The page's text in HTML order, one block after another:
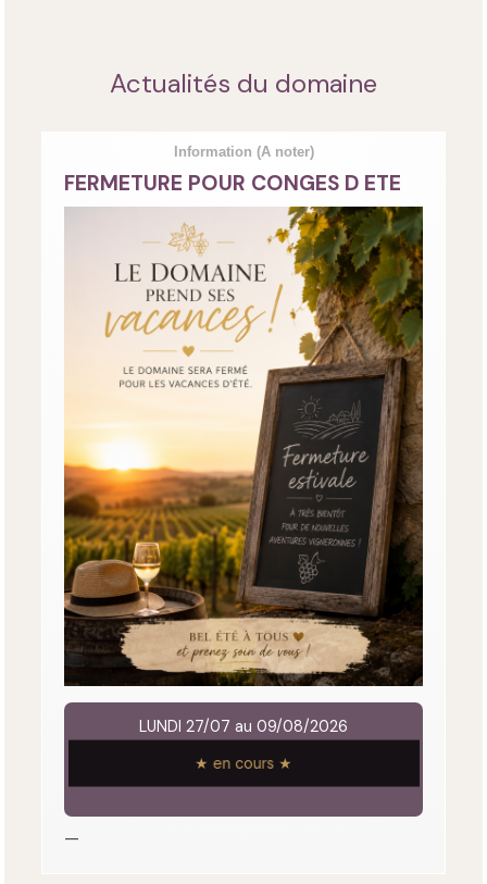
Actualités du domaine
Information (A noter)
FERMETURE POUR CONGES D ETE
LUNDI 27/07 au 09/08/2026
★ en cours ★
—